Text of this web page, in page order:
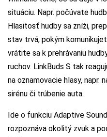
situáciu. Napr. počúvate
Hlasitosť hudby sa zníži,
stav trvá, pokým
vrátite sa k prehrávaniu
ruchov. LinkBuds S tak
na oznamovacie hlasy, napr.
sirénu či trúbenie auta.
Ide o funkciu Adaptive
rozpoznáva okolitý zvuk a